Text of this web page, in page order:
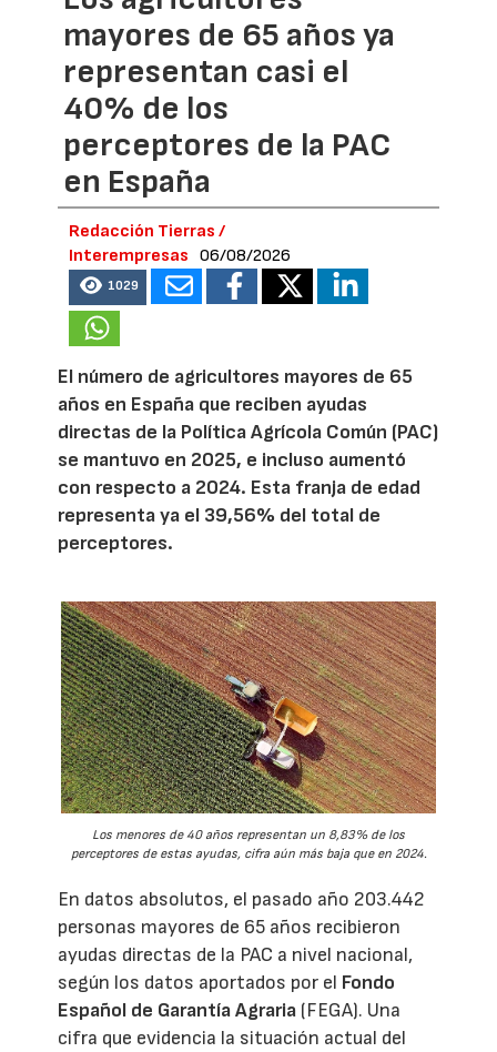
mayores de 65 años ya
representan casi el
40% de los
perceptores de la PAC
en España
Redacción Tierras /
Interempresas
06/08/2026
1029
El número de agricultores mayores de 65
años en España que reciben ayudas
directas de la Política Agrícola Común (PAC)
se mantuvo en 2025, e incluso aumentó
con respecto a 2024. Esta franja de edad
representa ya el 39,56% del total de
perceptores.
Los menores de 40 años representan un 8,83% de los
perceptores de estas ayudas, cifra aún más baja que en 2024.
En datos absolutos, el pasado año 203.442
personas mayores de 65 años recibieron
ayudas directas de la PAC a nivel nacional,
según los datos aportados por el Fondo
Español de Garantía Agraria (FEGA). Una
cifra que evidencia la situación actual del